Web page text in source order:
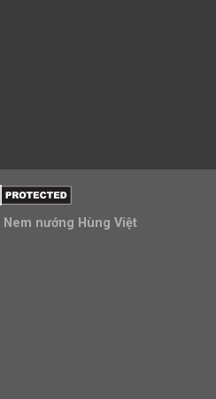
Nem nướng Hùng Việt